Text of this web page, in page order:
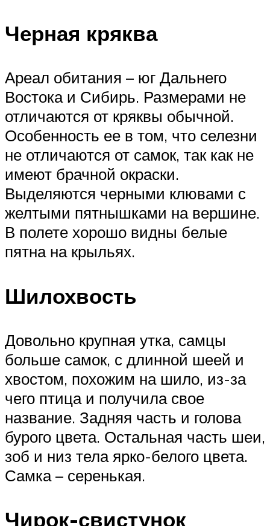
Черная кряква
Ареал обитания – юг Дальнего
Востока и Сибирь. Размерами не
отличаются от кряквы обычной.
Особенность ее в том, что селезни
не отличаются от самок, так как не
имеют брачной окраски.
Выделяются черными клювами с
желтыми пятнышками на вершине.
В полете хорошо видны белые
пятна на крыльях.
Шилохвость
Довольно крупная утка, самцы
больше самок, с длинной шеей и
хвостом, похожим на шило, из-за
чего птица и получила свое
название. Задняя часть и голова
бурого цвета. Остальная часть шеи,
зоб и низ тела ярко-белого цвета.
Самка – серенькая.
Чирок-свистунок